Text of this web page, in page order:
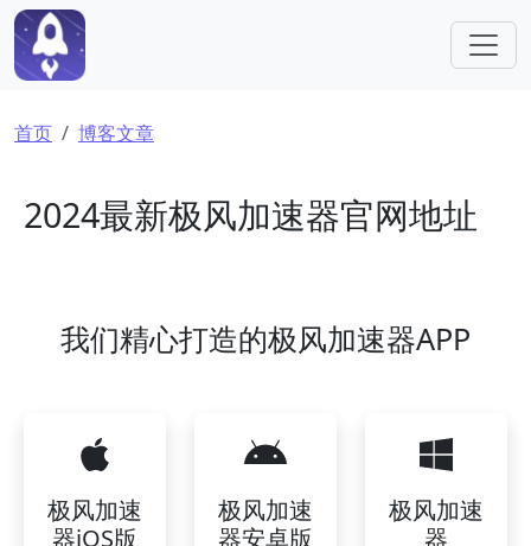
跳转到主要内容
面包屑
首页 博客文章
2024最新极风加速器官网地址
我们精心打造的极风加速器APP
极风加速
器iOS版
极风加速
器安卓版
极风加速
器